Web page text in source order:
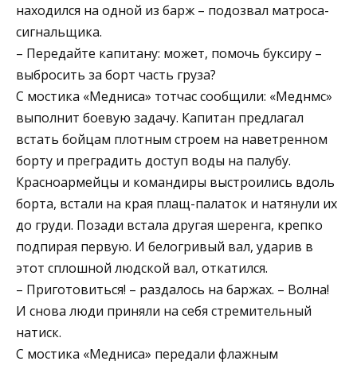
находился на одной из барж – подозвал матроса-
сигнальщика.
– Передайте капитану: может, помочь буксиру –
выбросить за борт часть груза?
С мостика «Медниса» тотчас сообщили: «Меднмс»
выполнит боевую задачу. Капитан предлагал
встать бойцам плотным строем на наветренном
борту и преградить доступ воды на палубу.
Красноармейцы и командиры выстроились вдоль
борта, встали на края плащ-палаток и натянули их
до груди. Позади встала другая шеренга, крепко
подпирая первую. И белогривый вал, ударив в
этот сплошной людской вал, откатился.
– Приготовиться! – раздалось на баржах. – Волна!
И снова люди приняли на себя стремительный
натиск.
С мостика «Медниса» передали флажным